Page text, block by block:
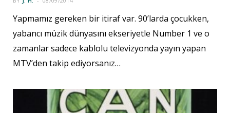
Yapmamız gereken bir itiraf var. 90’larda çocukken,
yabancı müzik dünyasını ekseriyetle Number 1 ve o
zamanlar sadece kablolu televizyonda yayın yapan
MTV’den takip ediyorsanız…